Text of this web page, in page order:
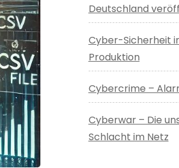
Deutschland
Cyber-Sicherheit
Produktion
Cybercrime –
Cyberwar – Die
Schlacht im Netz